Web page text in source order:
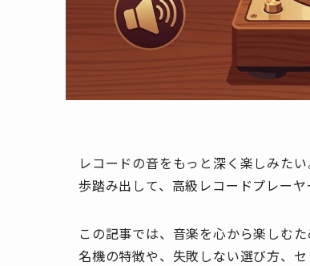
レコードの音をもっと深く楽しみた
歩踏み出して、高級レコードプレー
この記事では、音楽を心から楽しむ
名機の特徴や、失敗しない選び方、